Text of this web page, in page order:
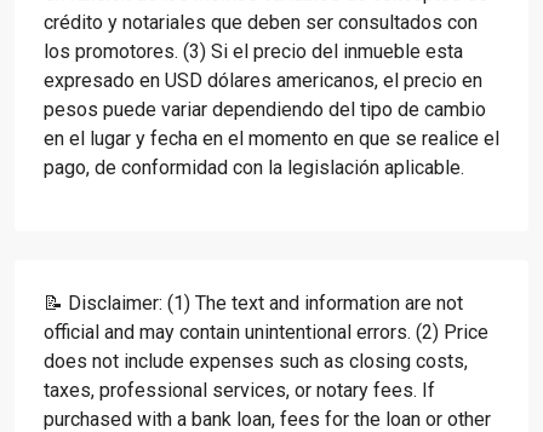
crédito y notariales que deben ser consultados con
los promotores. (3) Si el precio del inmueble esta
expresado en USD dólares americanos, el precio en
pesos puede variar dependiendo del tipo de cambio
en el lugar y fecha en el momento en que se realice el
pago, de conformidad con la legislación aplicable.
📝 Disclaimer: (1) The text and information are not
official and may contain unintentional errors. (2) Price
does not include expenses such as closing costs,
taxes, professional services, or notary fees. If
purchased with a bank loan, fees for the loan or other